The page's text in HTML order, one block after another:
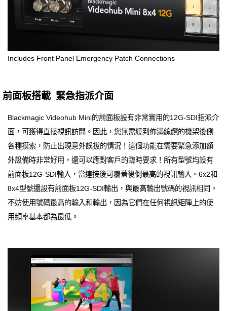
Includes Front Panel Emergency Patch Connections
前面板搭載 緊急指派介面
Blackmagic Videohub Mini的前面板設有非常實用的12G-SDI指派介
面，可獲得直接視訊訪問。因此，您無需繞到佈滿線纜的機架後側
各種摸索，防止出現意外誤拔的情況！這個功能在需要緊急添加額
外設備時非常好用，還可以應對客戶的臨時要求！所有型號均設有
前面板12G-SDI輸入，當連接後可覆蓋後側最高的視訊輸入。6x2和
8x4型號還設有前面板12G-SDI輸出，與最高輸出號碼的視訊相同。
不妨使用號碼最高的輸入和輸出，因為它們在任何視訊矩陣上的使
用頻率基本都為最低。